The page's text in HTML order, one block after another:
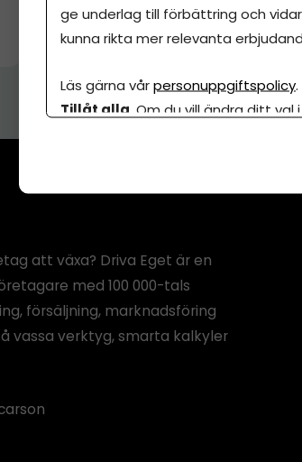
att växa? Driva Eget är en
med 100 000-tals
försäljning, marknadsföring
vassa verktyg, smarta kalkyler
ge underlag till förbättring och
kunna rikta mer relevanta
Läs gärna vårpersonuppgiftspolicy
Tillåt alla . Om du vill ändra ditt